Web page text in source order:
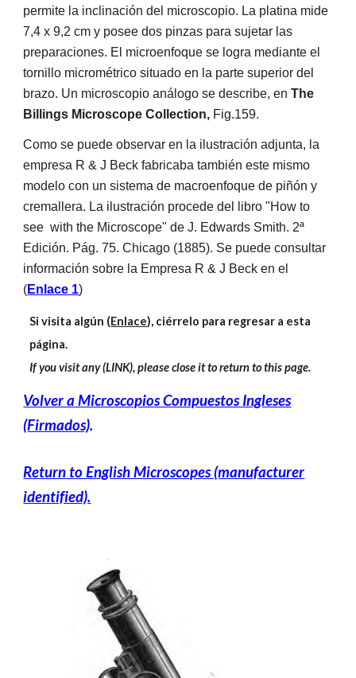
permite la inclinación del microscopio. La platina mide
7,4 x 9,2 cm y posee dos pinzas para sujetar las
preparaciones. El microenfoque se logra mediante el
tornillo micrométrico situado en la parte superior del
brazo. Un microscopio análogo se describe, en The
Billings Microscope Collection, Fig.159.
Como se puede observar en la ilustración adjunta, la
empresa R & J Beck fabricaba también este mismo
modelo con un sistema de macroenfoque de piñón y
cremallera. La ilustración procede del libro "How to
see with the Microscope" de J. Edwards Smith. 2ª
Edición. Pág. 75. Chicago (1885). Se puede consultar
información sobre la Empresa R & J Beck en el
(Enlace 1)
Si visita algún (Enlace), ciérrelo para regresar a esta
página.
If you visit any (LINK), please close it to return to this page.
Volver a Microscopios Compuestos Ingleses
(Firmados).
Return to English Microscopes (manufacturer
identified).